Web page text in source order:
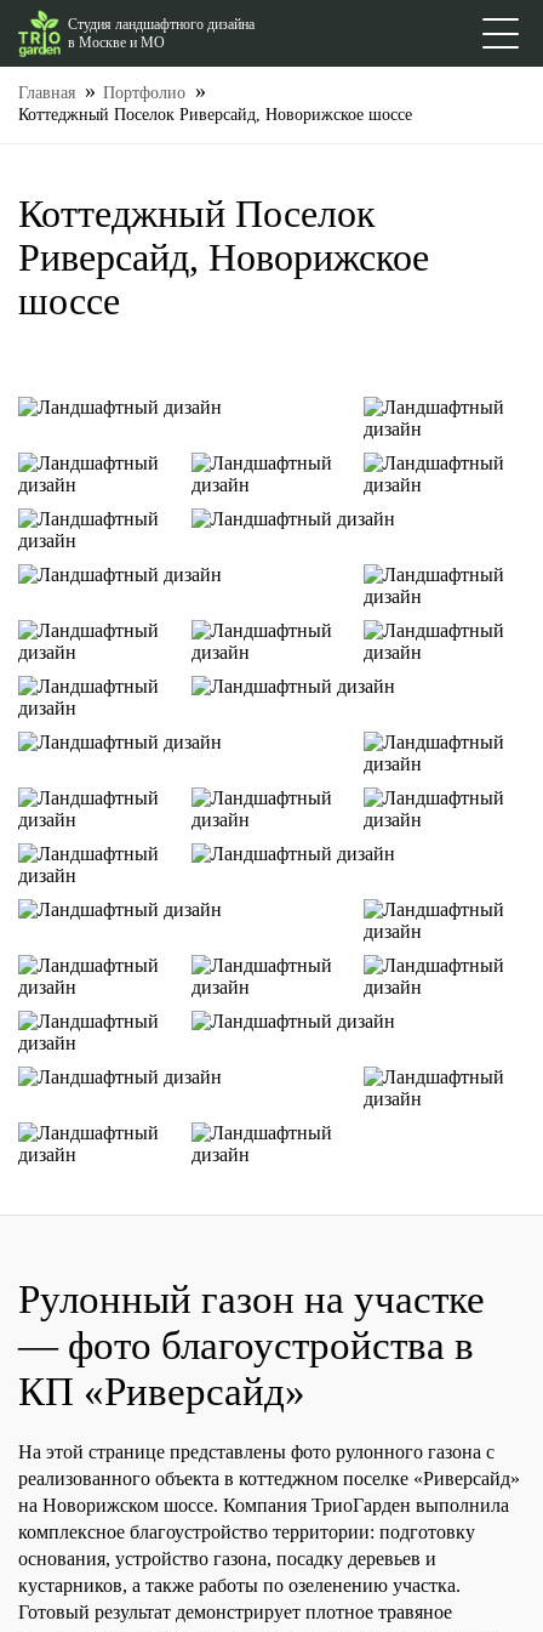
Студия ландшафтного дизайна
в Москве и МО
Главная
Портфолио
Коттеджный Поселок Риверсайд, Новорижское шоссе
Коттеджный Поселок
Риверсайд, Новорижское
шоссе
Рулонный газон на участке
— фото благоустройства в
КП «Риверсайд»
На этой странице представлены фото рулонного газона с
реализованного объекта в коттеджном поселке «Риверсайд»
на Новорижском шоссе. Компания ТриоГарден выполнила
комплексное благоустройство территории: подготовку
основания, устройство газона, посадку деревьев и
кустарников, а также работы по озеленению участка.
Готовый результат демонстрирует плотное травяное
Оставить заявку
Наш менеджер свяжется с вами в ближайшее время
Нажимая на кнопку заказать звонок вы соглашаетесь на
обработку персональных данных.